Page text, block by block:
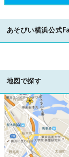
あそびい横浜公式
地図で探す